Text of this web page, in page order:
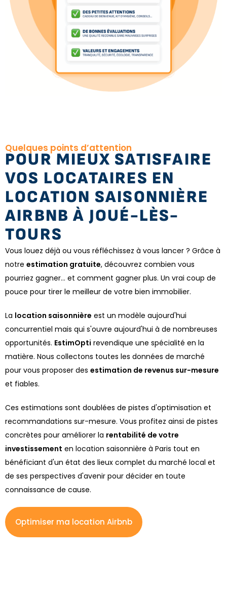
Quelques points d’attention
POUR MIEUX SATISFAIRE
VOS LOCATAIRES EN
LOCATION SAISONNIÈRE
AIRBNB À JOUÉ-LÈS-
TOURS
Vous louez déjà ou vous réfléchissez à vous lancer ? Grâce à
notre estimation gratuite, découvrez combien vous
pourriez gagner… et comment gagner plus. Un vrai coup de
pouce pour tirer le meilleur de votre bien immobilier.
La location saisonnière est un modèle aujourd'hui
concurrentiel mais qui s'ouvre aujourd'hui à de nombreuses
opportunités. EstimOpti revendique une spécialité en la
matière. Nous collectons toutes les données de marché
pour vous proposer des estimation de revenus sur-mesure
et fiables.
Ces estimations sont doublées de pistes d'optimisation et
recommandations sur-mesure. Vous profitez ainsi de pistes
concrètes pour améliorer la rentabilité de votre
investissement en location saisonnière à Paris tout en
bénéficiant d'un état des lieux complet du marché local et
de ses perspectives d'avenir pour décider en toute
connaissance de cause.
Optimiser ma location Airbnb